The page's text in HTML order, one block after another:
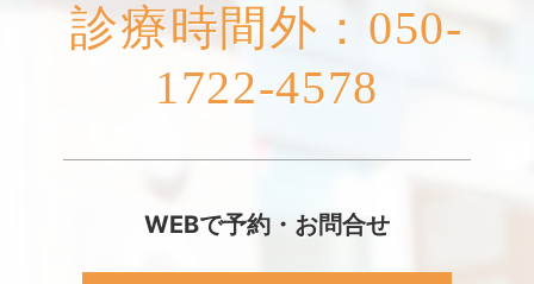
診療時間外：050-
1722-4578
WEBで予約・お問合せ